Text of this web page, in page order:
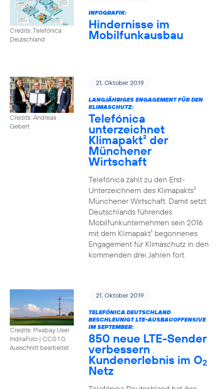
Credits: Telefónica
Deutschland
INFOGRAFIK:
Hindernisse im
Mobilfunkausbau
Credits: Andreas
Gebert
21. Oktober 2019
LANGJÄHRIGES ENGAGEMENT FÜR DEN
KLIMASCHUTZ:
Telefónica
unterzeichnet
Klimapakt² der
Münchener
Wirtschaft
Telefónica zählt zu den Erst-
Unterzeichnern des Klimapakts²
Münchener Wirtschaft. Damit setzt
Deutschlands führendes
Mobilfunkunternehmen sein 2016
mit dem Klimapakt¹ begonnenes
Engagement für Klimaschutz in den
kommenden drei Jahren fort.
Credits: Pixabay User
IndiraFoto | CC0 1.0,
Ausschnitt bearbeitet
21. Oktober 2019
TELEFÓNICA DEUTSCHLAND
BESCHLEUNIGT LTE-AUSBAUOFFENSIVE
IM SEPTEMBER:
850 neue LTE-Sender
verbessern
Kundenerlebnis im O2
Netz